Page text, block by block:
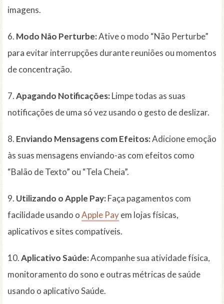
imagens.
6. Modo Não Perturbe:Ative o modo “Não Perturbe”
para evitar interrupções durante reuniões ou momentos
de concentração.
7.Apagando Notificações:Limpe todas as suas
notificações de uma só vez usando o gesto de deslizar.
8. Enviando Mensagens com Efeitos:Adicione emoção
às suas mensagens enviando-as com efeitos como
“Balão de Texto” ou “Tela Cheia”.
9. Utilizando o Apple Pay:Faça pagamentos com
facilidade usando oApple Payem lojas físicas,
aplicativos e sites compatíveis.
10.Aplicativo Saúde:Acompanhe sua atividade física,
monitoramento do sono e outras métricas de saúde
usando o aplicativo Saúde.